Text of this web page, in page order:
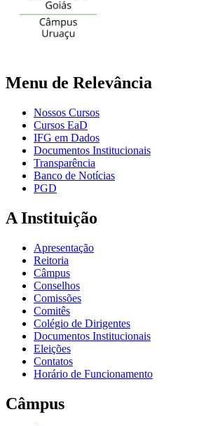
Menu de Relevância
Nossos Cursos
Cursos EaD
IFG em Dados
Documentos Institucionais
Transparência
Banco de Notícias
PGD
A Instituição
Apresentação
Reitoria
Câmpus
Conselhos
Comissões
Comitês
Colégio de Dirigentes
Documentos Institucionais
Eleições
Contatos
Horário de Funcionamento
Câmpus